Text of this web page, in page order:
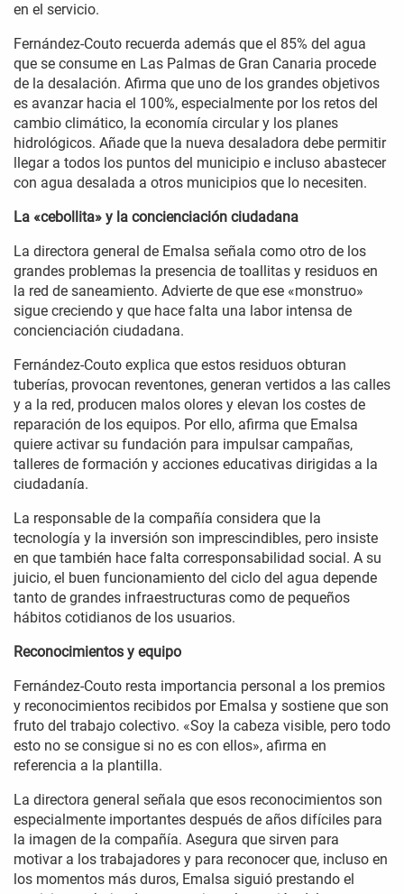
en el servicio.
Fernández-Couto recuerda además que el 85% del agua
que se consume en Las Palmas de Gran Canaria procede
de la desalación. Afirma que uno de los grandes objetivos
es avanzar hacia el 100%, especialmente por los retos del
cambio climático, la economía circular y los planes
hidrológicos. Añade que la nueva desaladora debe permitir
llegar a todos los puntos del municipio e incluso abastecer
con agua desalada a otros municipios que lo necesiten.
La «cebollita» y la concienciación ciudadana
La directora general de Emalsa señala como otro de los
grandes problemas la presencia de toallitas y residuos en
la red de saneamiento. Advierte de que ese «monstruo»
sigue creciendo y que hace falta una labor intensa de
concienciación ciudadana.
Fernández-Couto explica que estos residuos obturan
tuberías, provocan reventones, generan vertidos a las calles
y a la red, producen malos olores y elevan los costes de
reparación de los equipos. Por ello, afirma que Emalsa
quiere activar su fundación para impulsar campañas,
talleres de formación y acciones educativas dirigidas a la
ciudadanía.
La responsable de la compañía considera que la
tecnología y la inversión son imprescindibles, pero insiste
en que también hace falta corresponsabilidad social. A su
juicio, el buen funcionamiento del ciclo del agua depende
tanto de grandes infraestructuras como de pequeños
hábitos cotidianos de los usuarios.
Reconocimientos y equipo
Fernández-Couto resta importancia personal a los premios
y reconocimientos recibidos por Emalsa y sostiene que son
fruto del trabajo colectivo. «Soy la cabeza visible, pero todo
esto no se consigue si no es con ellos», afirma en
referencia a la plantilla.
La directora general señala que esos reconocimientos son
especialmente importantes después de años difíciles para
la imagen de la compañía. Asegura que sirven para
motivar a los trabajadores y para reconocer que, incluso en
los momentos más duros, Emalsa siguió prestando el